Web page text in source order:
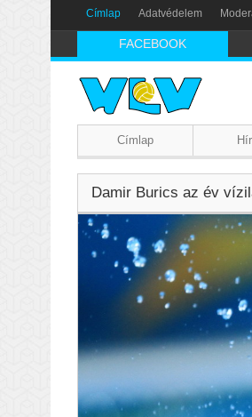
Címlap Adatvédelem
FACEBOOK
Címlap
Damir Burics az év